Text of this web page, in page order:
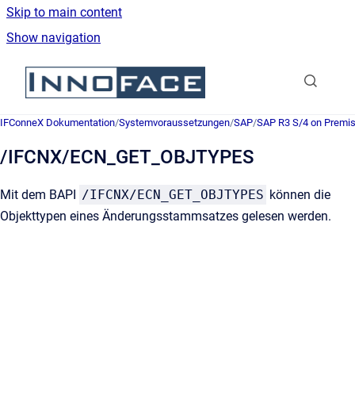
Skip to main content
Show navigation
Go to homepage
IFConneX Dokumentation/Systemvoraussetzungen/SAP/SAP R3 S/4 on
/IFCNX/ECN_GET_OBJTYPES
Mit dem BAPI /IFCNX/ECN_GET_OBJTYPES können die
Objekttypen eines Änderungsstammsatzes gelesen werden.